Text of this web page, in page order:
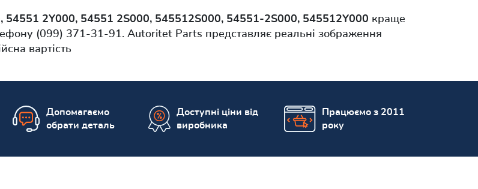
54551 2Y000, 54551 2S000, 545512S000, 54551-2S000, 545512Y000 краще
(099) 371-31-91. Autoritet Parts представляє реальні зображення
вартість
Допомагаємо
обрати деталь
Доступні ціни від
виробника
Працюємо з 2011
року